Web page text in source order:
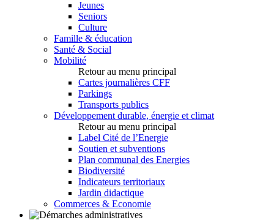
Jeunes
Seniors
Culture
Famille & éducation
Santé & Social
Mobilité
Retour au menu principal
Cartes journalières CFF
Parkings
Transports publics
Développement durable, énergie et climat
Retour au menu principal
Label Cité de l’Energie
Soutien et subventions
Plan communal des Energies
Biodiversité
Indicateurs territoriaux
Jardin didactique
Commerces & Economie